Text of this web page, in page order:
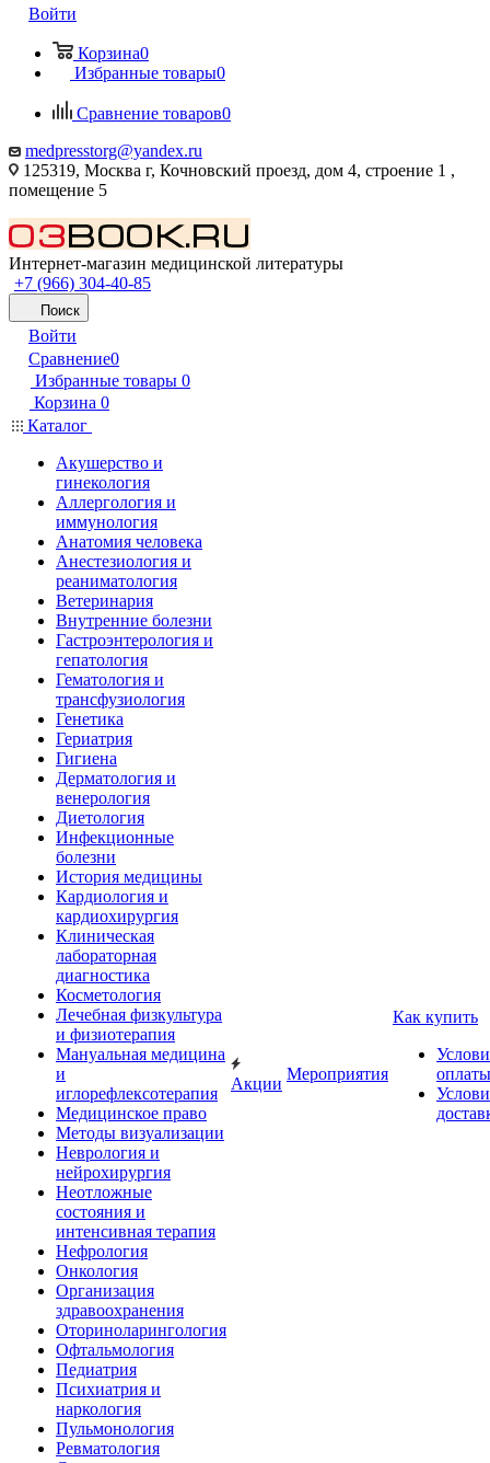
Войти
Корзина0
Избранные товары0
Сравнение товаров0
medpresstorg@yandex.ru
125319, Москва г, Кочновский проезд, дом 4, строение 1 ,
помещение 5
Интернет-магазин медицинской литературы
+7 (966) 304-40-85
Поиск
Войти
Сравнение0
Избранные товары 0
Корзина 0
Каталог
Акушерство и
гинекология
Аллергология и
иммунология
Анатомия человека
Анестезиология и
реаниматология
Ветеринария
Внутренние болезни
Гастроэнтерология и
гепатология
Гематология и
трансфузиология
Генетика
Гериатрия
Гигиена
Дерматология и
венерология
Диетология
Инфекционные
болезни
История медицины
Кардиология и
кардиохирургия
Клиническая
лабораторная
диагностика
Косметология
Лечебная физкультура
и физиотерапия
Мануальная медицина
и
иглорефлексотерапия
Медицинское право
Методы визуализации
Неврология и
нейрохирургия
Неотложные
состояния и
интенсивная терапия
Нефрология
Онкология
Организация
здравоохранения
Оториноларингология
Офтальмология
Педиатрия
Психиатрия и
наркология
Пульмонология
Ревматология
Акции
Мероприятия
Как купить
оплаты